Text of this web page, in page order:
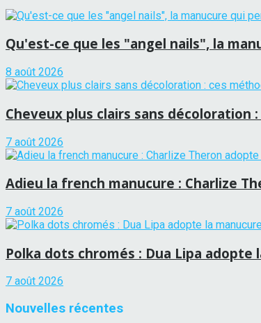
Qu'est-ce que les "angel nails", la
8 août 2026
Cheveux plus clairs sans
7 août 2026
Adieu la french manucure : Charlize
7 août 2026
Polka dots chromés : Dua Lipa
7 août 2026
Nouvelles récentes